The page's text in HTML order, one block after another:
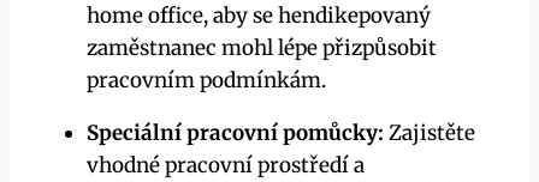
home office, aby se hendikepovaný
zaměstnanec mohl lépe přizpůsobit
pracovním podmínkám.
Speciální pracovní pomůcky: Zajistěte
vhodné pracovní prostředí a